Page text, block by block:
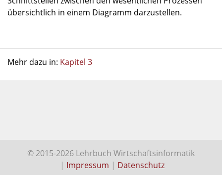
übersichtlich in einem Diagramm darzustellen.
Mehr dazu in: Kapitel 3
© 2015-2026 Lehrbuch Wirtschaftsinformatik
| Impressum | Datenschutz